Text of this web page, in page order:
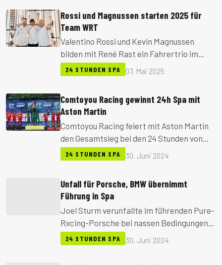
angekündigt.
Rossi und Magnussen starten 2025 für
Team WRT
Valentino Rossi und Kevin Magnussen
bilden mit René Rast ein Fahrertrio im
erweiterten Aufgebot von Team WRT für
die 24h Spa 2025. Insgesamt bringt das
24 STUNDEN SPA 07. Mai 2025
Comtoyou Racing gewinnt 24h Spa mit
Aston Martin
Comtoyou Racing feiert mit Aston Martin
den Gesamtsieg bei den 24 Stunden von
Spa 2024. Es ist der erste Triumph der
Marke seit 1948.
24 STUNDEN SPA 30. Juni 2024
Unfall für Porsche, BMW übernimmt
Führung in Spa
Joel Sturm verunfallte im führenden Pure-
Rxcing-Porsche bei nassen Bedingungen
schwer, blieb aber unverletzt. BMW
übernahm in der Folge die Spitze, während
24 STUNDEN SPA 30. Juni 2024